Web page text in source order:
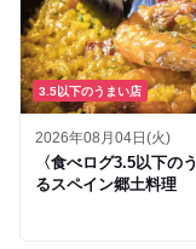
3.5以下のうまい店
2026年08月04日(火)
〈食べログ3.5以下の
るスペイン郷土料理